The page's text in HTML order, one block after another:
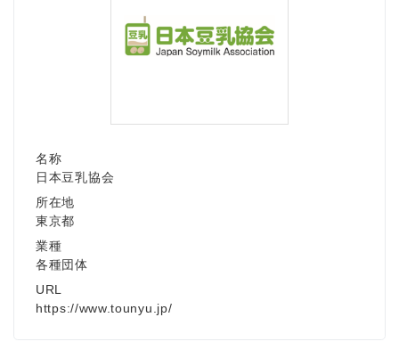
名称
日本豆乳協会
所在地
東京都
業種
各種団体
URL
https://www.tounyu.jp/